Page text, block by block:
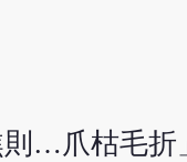
則…爪枯毛